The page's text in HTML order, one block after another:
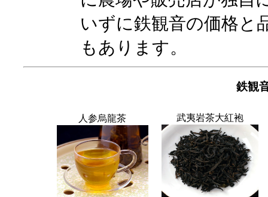
いずに鉄観音の価格と
もあります。
鉄観
人参烏龍茶 武夷岩茶大紅袍